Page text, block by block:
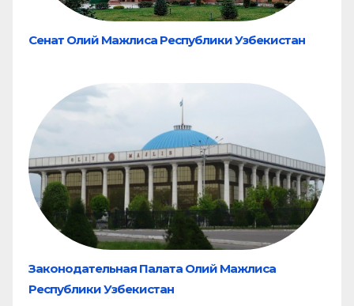
Сенат Олий Мажлиса Республики Узбекистан
Законодательная Палата Олий Мажлиса
Республики Узбекистан